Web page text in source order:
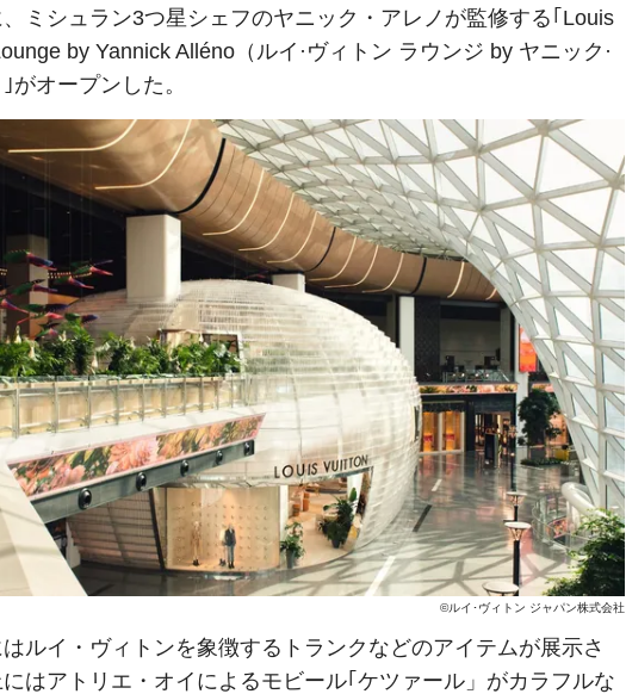
ミシュラン3つ星シェフのヤニック・アレノが監修する｢Louis
by Yannick Alléno（ルイ·ヴィトン ラウンジ by ヤニック·
がオープンした。
©ルイ･ヴィトン ジャパン株式会社
ルイ・ヴィトンを象徴するトランクなどのアイテムが展示さ
はアトリエ・オイによるモビール｢ケツァール」がカラフルな